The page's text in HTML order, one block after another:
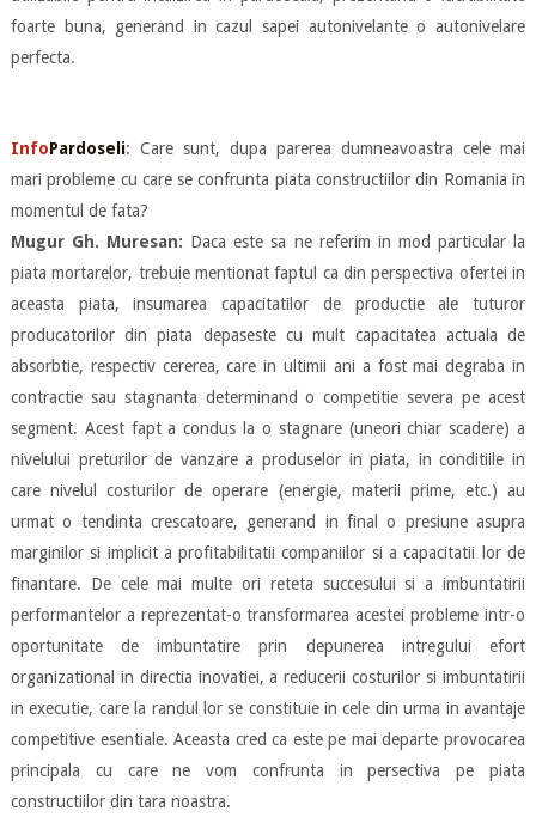
foarte buna, generand in cazul sapei autonivelante o autonivelare
perfecta.
InfoPardoseli: Care sunt, dupa parerea dumneavoastra cele mai
mari probleme cu care se confrunta piata constructiilor din Romania in
momentul de fata?
Mugur Gh. Muresan: Daca este sa ne referim in mod particular la
piata mortarelor, trebuie mentionat faptul ca din perspectiva ofertei in
aceasta piata, insumarea capacitatilor de productie ale tuturor
producatorilor din piata depaseste cu mult capacitatea actuala de
absorbtie, respectiv cererea, care in ultimii ani a fost mai degraba in
contractie sau stagnanta determinand o competitie severa pe acest
segment. Acest fapt a condus la o stagnare (uneori chiar scadere) a
nivelului preturilor de vanzare a produselor in piata, in conditiile in
care nivelul costurilor de operare (energie, materii prime, etc.) au
urmat o tendinta crescatoare, generand in final o presiune asupra
marginilor si implicit a profitabilitatii companiilor si a capacitatii lor de
finantare. De cele mai multe ori reteta succesului si a imbuntatirii
performantelor a reprezentat-o transformarea acestei probleme intr-o
oportunitate de imbuntatire prin depunerea intregului efort
organizational in directia inovatiei, a reducerii costurilor si imbuntatirii
in executie, care la randul lor se constituie in cele din urma in avantaje
competitive esentiale. Aceasta cred ca este pe mai departe provocarea
principala cu care ne vom confrunta in persectiva pe piata
constructiilor din tara noastra.